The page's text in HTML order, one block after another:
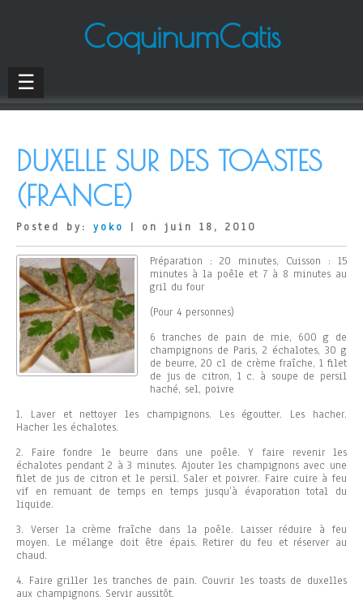
CoquinumCatis
☰
DUXELLE SUR DES TOASTES
(FRANCE)
Posted by: yoko | on juin 18, 2010
Préparation : 20 minutes, Cuisson : 15
minutes à la poêle et 7 à 8 minutes au
gril du four
(Pour 4 personnes)
6 tranches de pain de mie, 600 g de
champignons de Paris, 2 échalotes, 30 g
de beurre, 20 cl de crème fraîche, 1 filet
de jus de citron, 1 c. à soupe de persil
haché, sel, poivre
1. Laver et nettoyer les champignons. Les égoutter. Les hacher.
Hacher les échalotes.
2. Faire fondre le beurre dans une poêle. Y faire revenir les
échalotes pendant 2 à 3 minutes. Ajouter les champignons avec une
filet de jus de citron et le persil. Saler et poivrer. Faire cuire à feu
vif en remuant de temps en temps jusqu’à évaporation total du
liquide.
3. Verser la crème fraîche dans la poêle. Laisser réduire à feu
moyen. Le mélange doit être épais. Retirer du feu et réserver au
chaud.
4. Faire griller les tranches de pain. Couvrir les toasts de duxelles
aux champignons. Servir aussitôt.